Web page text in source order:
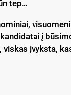
tep…
į
įvyksta,